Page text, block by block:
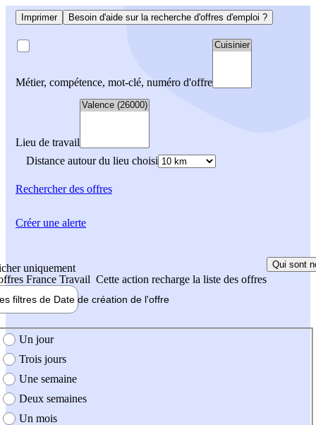
Imprimer Besoin d'aide sur la recherche d'offres d'emploi ?
Métier, compétence, mot-clé, numéro d'offre
Lieu de travail
Distance autour du lieu choisi
Rechercherdes offres
uniquement
France Travail Cette action recharge la liste des offres
Qui sont
filtres de Date de création de l'offre
création de l'offre
Un jour
Trois jours
Une semaine
Deux semaines
Un mois
Créer une alerte